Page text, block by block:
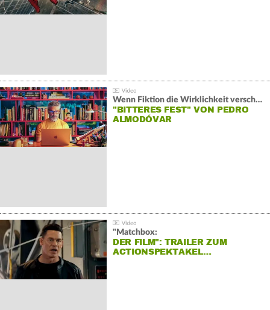
Wenn Fiktion die Wirklichkeit verschiebt:
"BITTERES FEST" VON PEDRO
ALMODÓVAR
"Matchbox:
DER FILM": TRAILER ZUM
ACTIONSPEKTAKEL…